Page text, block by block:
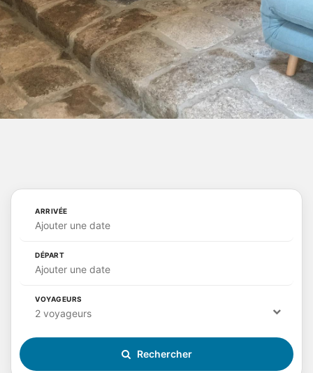
ARRIVÉE
Ajouter une date
DÉPART
Ajouter une date
VOYAGEURS
2 voyageurs
Rechercher